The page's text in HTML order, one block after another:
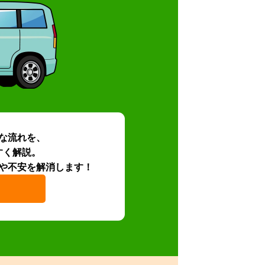
流れを、
解説。
不安を解消します！